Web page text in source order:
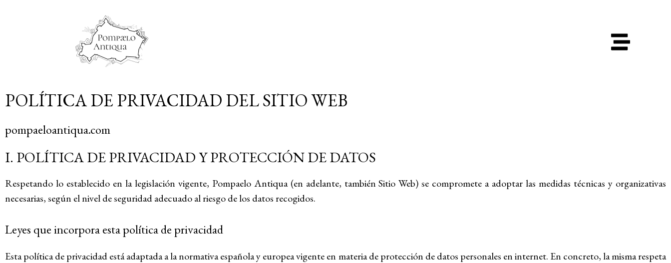
POLÍTICA DE PRIVACIDAD DEL SITIO WEB
pompaeloantiqua.com
I. POLÍTICA DE PRIVACIDAD Y PROTECCIÓN DE DATOS
Respetando lo establecido en la legislación vigente, Pompaelo Antiqua (en adelante, también Sitio Web) se compromete a adoptar las medidas técnicas y organizativas
necesarias, según el nivel de seguridad adecuado al riesgo de los datos recogidos.
Leyes que incorpora esta política de privacidad
Esta política de privacidad está adaptada a la normativa española y europea vigente en materia de protección de datos personales en internet. En concreto, la misma respeta